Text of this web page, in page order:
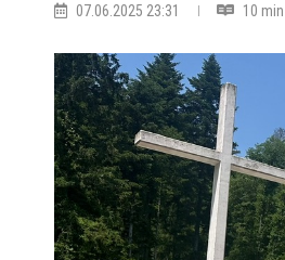
07.06.2025 23:31 10 min